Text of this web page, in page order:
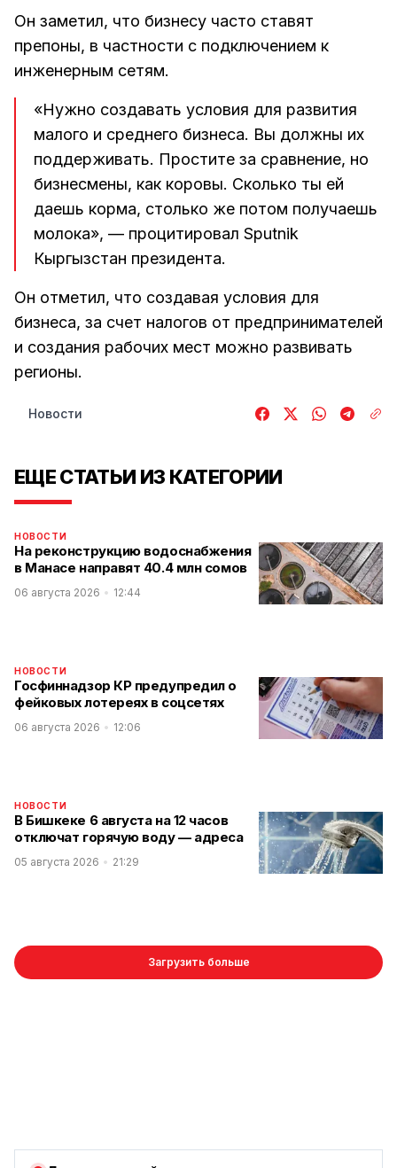
Он заметил, что бизнесу часто ставят
препоны, в частности с подключением к
инженерным сетям.
«Нужно создавать условия для развития
малого и среднего бизнеса. Вы должны их
поддерживать. Простите за сравнение, но
бизнесмены, как коровы. Сколько ты ей
даешь корма, столько же потом получаешь
молока», — процитировал Sputnik
Кыргызстан президента.
Он отметил, что создавая условия для
бизнеса, за счет налогов от предпринимателей
и создания рабочих мест можно развивать
регионы.
Новости
ЕЩЕ СТАТЬИ ИЗ КАТЕГОРИИ
НОВОСТИ
На реконструкцию водоснабжения
в Манасе направят 40.4 млн сомов
06 августа 2026 12:44
НОВОСТИ
Госфиннадзор КР предупредил о
фейковых лотереях в соцсетях
06 августа 2026 12:06
НОВОСТИ
В Бишкеке 6 августа на 12 часов
отключат горячую воду — адреса
05 августа 2026 21:29
Загрузить больше